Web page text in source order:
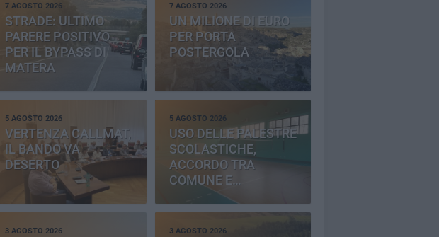
7 AGOSTO 2026
STRADE: ULTIMO
PARERE POSITIVO
PER IL BYPASS DI
MATERA
7 AGOSTO 2026
UN MILIONE DI EURO
PER PORTA
POSTERGOLA
5 AGOSTO 2026
VERTENZA CALLMAT,
IL BANDO VA
DESERTO
5 AGOSTO 2026
USO DELLE PALESTRE
SCOLASTICHE,
ACCORDO TRA
COMUNE E
PROVINCIA
3 AGOSTO 2026 3 AGOSTO 2026